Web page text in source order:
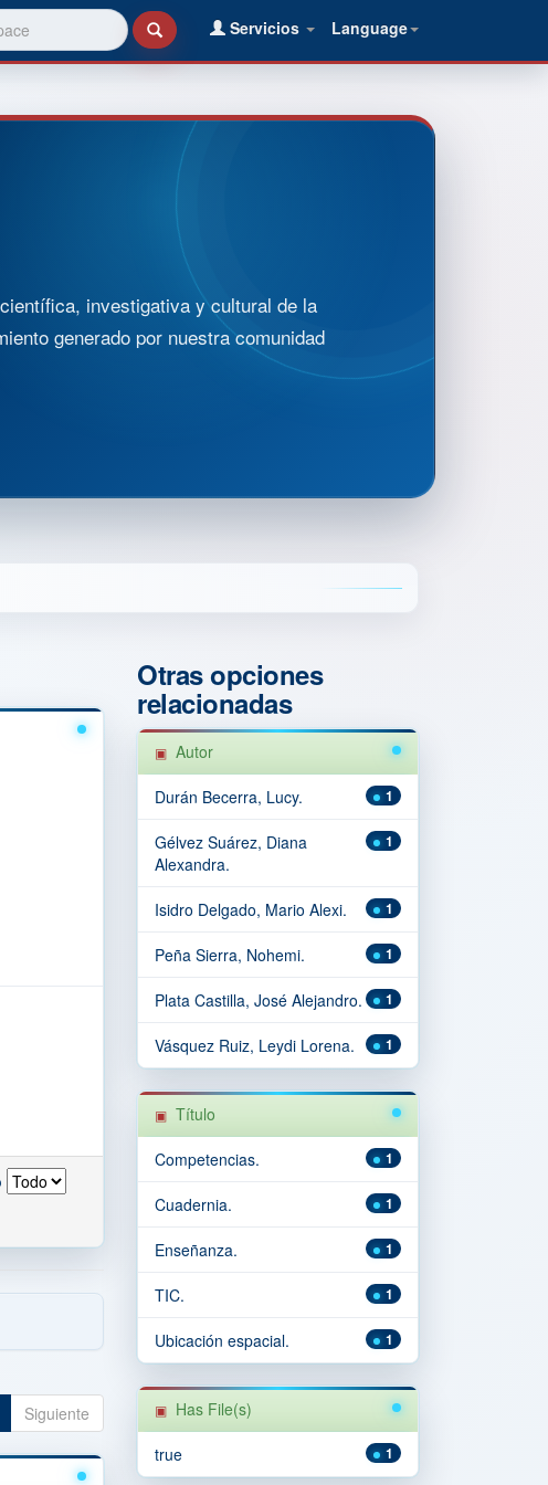
Language
Servicios
investigativa y cultural de la
generado por nuestra comunidad
Siguiente
Otras opciones
relacionadas
Autor
1
Durán Becerra, Lucy.
1
Gélvez Suárez, Diana
Alexandra.
1
Isidro Delgado, Mario Alexi.
1
Peña Sierra, Nohemi.
1
Plata Castilla, José Alejandro.
1
Vásquez Ruiz, Leydi Lorena.
Título
1
Competencias.
1
Cuadernia.
1
Enseñanza.
1
TIC.
1
Ubicación espacial.
Has File(s)
1
true